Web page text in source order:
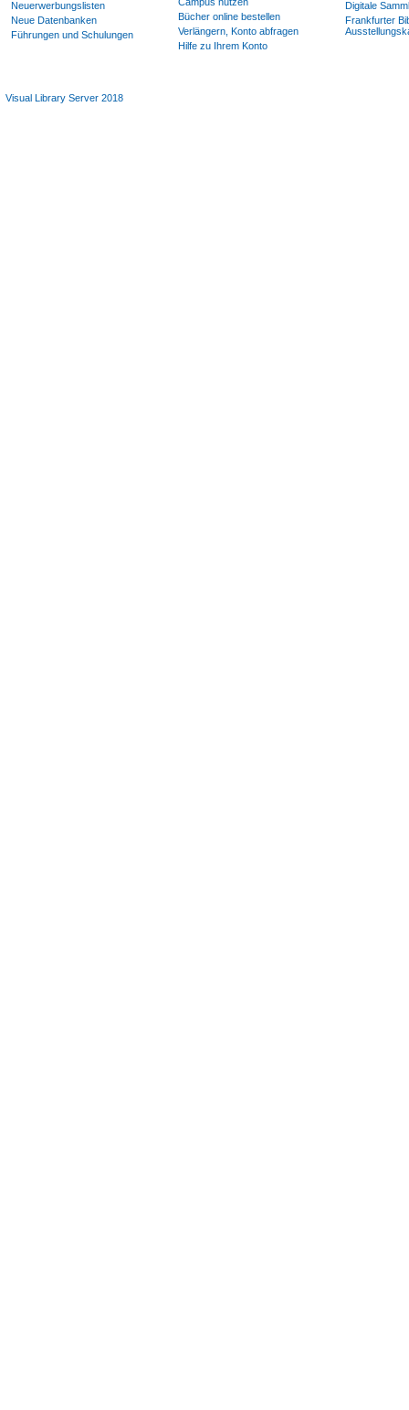
Neuerwerbungslisten
Neue Datenbanken
Führungen und Schulungen
Bücher online bestellen
Verlängern, Konto abfragen
Hilfe zu Ihrem Konto
Digitale
Frankfurter
Visual Library Server 2018